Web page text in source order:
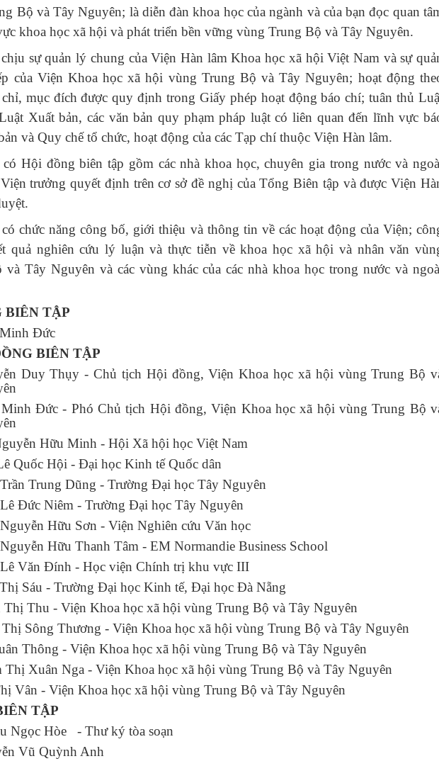
Bộ và Tây Nguyên; là diễn đàn khoa học của ngành và của bạn đọc quan
khoa học xã hội và phát triển bền vững vùng Trung Bộ và Tây Nguyên.
sự quản lý chung của Viện Hàn lâm Khoa học xã hội Việt Nam và sự
của Viện Khoa học xã hội vùng Trung Bộ và Tây Nguyên; hoạt động
mục đích được quy định trong Giấy phép hoạt động báo chí; tuân thủ
Xuất bản, các văn bản quy phạm pháp luật có liên quan đến lĩnh vực
và Quy chế tổ chức, hoạt động của các Tạp chí thuộc Viện Hàn lâm.
Hội đồng biên tập gồm các nhà khoa học, chuyên gia trong nước và
trưởng quyết định trên cơ sở đề nghị của Tổng Biên tập và được Viện
chức năng công bố, giới thiệu và thông tin về các hoạt động của Viện;
quả nghiên cứu lý luận và thực tiễn về khoa học xã hội và nhân văn
và Tây Nguyên và các vùng khác của các nhà khoa học trong nước và
BIÊN TẬP
Đức
BIÊN TẬP
Duy Thụy - Chủ tịch Hội đồng, Viện Khoa học xã hội vùng Trung Bộ
Đức - Phó Chủ tịch Hội đồng, Viện Khoa học xã hội vùng Trung Bộ
Hữu Minh - Hội Xã hội học Việt Nam
Quốc Hội - Đại học Kinh tế Quốc dân
Trung Dũng - Trường Đại học Tây Nguyên
Lê Đức Niêm - Trường Đại học Tây Nguyên
Hữu Sơn - Viện Nghiên cứu Văn học
Hữu Thanh Tâm - EM Normandie Business School
Lê Văn Đính - Học viện Chính trị khu vực III
Thị Sáu - Trường Đại học Kinh tế, Đại học Đà Nẵng
Thị Thu - Viện Khoa học xã hội vùng Trung Bộ và Tây Nguyên
Thị Sông Thương - Viện Khoa học xã hội vùng Trung Bộ và Tây Nguyên
Thông - Viện Khoa học xã hội vùng Trung Bộ và Tây Nguyên
Thị Xuân Nga - Viện Khoa học xã hội vùng Trung Bộ và Tây Nguyên
Vân - Viện Khoa học xã hội vùng Trung Bộ và Tây Nguyên
TẬP
Ngọc Hòe - Thư ký tòa soạn
Vũ Quỳnh Anh